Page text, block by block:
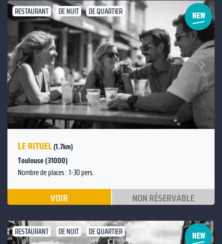
RESTAURANT DE NUIT DE QUARTIER
Précédent
Suivant
LE RITUEL(1.7km)
Toulouse (31000)
Nombre de places : 1-30 pers.
VOIR NON RÉSERVABLE
RESTAURANT DE NUIT DE QUARTIER